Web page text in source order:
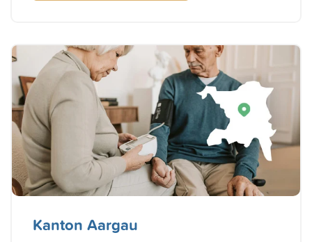
Kanton Aargau